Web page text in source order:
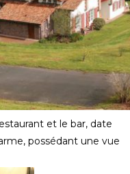
et le bar, date
possédant une vue